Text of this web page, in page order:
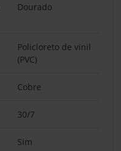
Dourado
Policloreto de vinil
(PVC)
Cobre
30/7
Sim